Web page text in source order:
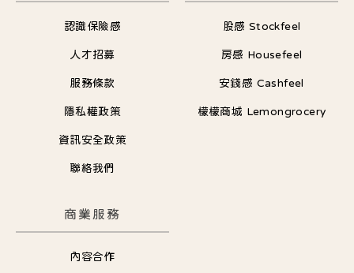
認識保險感
人才招募
服務條款
隱私權政策
資訊安全政策
聯絡我們
股感 Stockfeel
房感 Housefeel
安錢感 Cashfeel
檬檬商城 Lemongrocery
商業服務
內容合作